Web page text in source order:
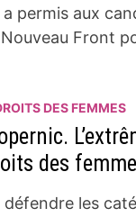
permis aux
Front
DES FEMMES
des
défendre les